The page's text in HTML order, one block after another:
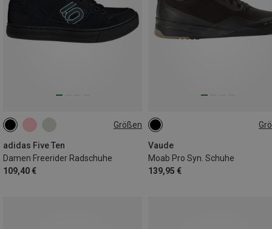
Größen
adidas Five Ten
Damen Freerider Radschuhe
109,40 €
Vaude
Moab Pro Syn. Schuhe
139,95 €